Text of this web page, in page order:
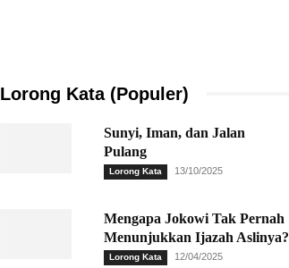
Lorong Kata (Populer)
Sunyi, Iman, dan Jalan
Pulang
Lorong Kata 13/10/2025
Mengapa Jokowi Tak Pernah
Menunjukkan Ijazah Aslinya?
Lorong Kata 12/04/2025